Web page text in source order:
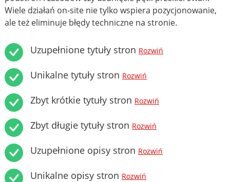
Wiele działań on-site nie tylko wspiera pozycjonowanie,
ale też eliminuje błędy techniczne na stronie.
Uzupełnione tytuły stron Rozwiń
Unikalne tytuły stron Rozwiń
Zbyt krótkie tytuły stron Rozwiń
Zbyt długie tytuły stron Rozwiń
Uzupełnione opisy stron Rozwiń
Unikalne opisy stron Rozwiń